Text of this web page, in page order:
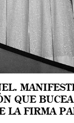
QUE
LA FIRMA